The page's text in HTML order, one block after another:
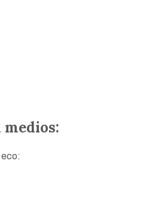
medios:
eco: